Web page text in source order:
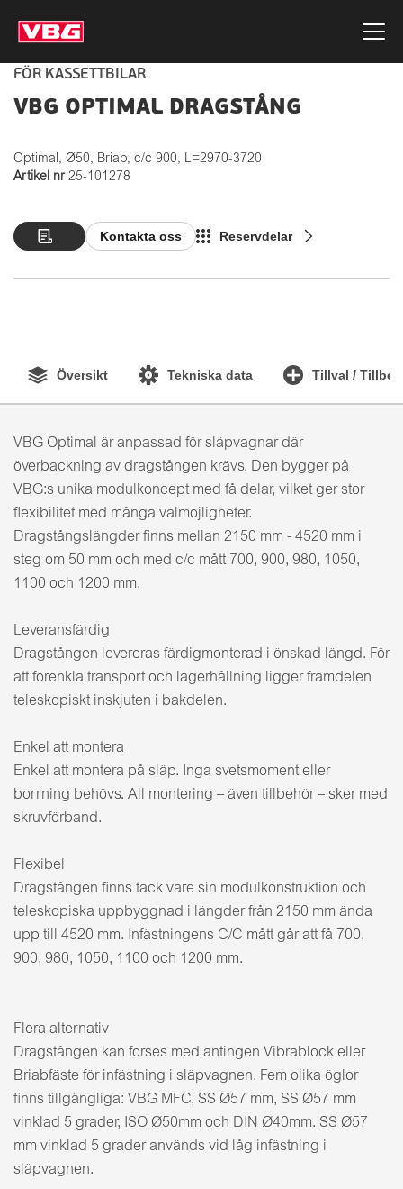
FÖR KASSETTBILAR
VBG OPTIMAL DRAGSTÅNG
Optimal, Ø50, Briab, c/c 900, L=2970-3720
Artikel nr 25-101278
Kontakta oss Reservdelar
Översikt Tekniska data Tillval /
VBG Optimal är anpassad för släpvagnar där
överbackning av dragstången krävs. Den bygger på
VBG:s unika modulkoncept med få delar, vilket ger stor
flexibilitet med många valmöjligheter.
Dragstångslängder finns mellan 2150 mm - 4520 mm i
steg om 50 mm och med c/c mått 700, 900, 980, 1050,
1100 och 1200 mm.
Leveransfärdig
Dragstången levereras färdigmonterad i önskad längd. För
att förenkla transport och lagerhållning ligger framdelen
teleskopiskt inskjuten i bakdelen.
Enkel att montera
Enkel att montera på släp. Inga svetsmoment eller
borrning behövs. All montering – även tillbehör – sker med
skruvförband.
Flexibel
Dragstången finns tack vare sin modulkonstruktion och
teleskopiska uppbyggnad i längder från 2150 mm ända
upp till 4520 mm. Infästningens C/C mått går att få 700,
900, 980, 1050, 1100 och 1200 mm.
Flera alternativ
Dragstången kan förses med antingen Vibrablock eller
Briabfäste för infästning i släpvagnen. Fem olika öglor
finns tillgängliga: VBG MFC, SS Ø57 mm, SS Ø57 mm
vinklad 5 grader, ISO Ø50mm och DIN Ø40mm. SS Ø57
mm vinklad 5 grader används vid låg infästning i
släpvagnen.